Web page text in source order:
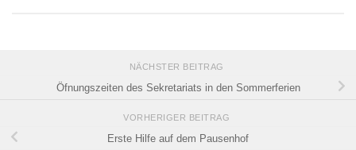
NÄCHSTER BEITRAG
Öfnungszeiten des Sekretariats in den Sommerferien
VORHERIGER BEITRAG
Erste Hilfe auf dem Pausenhof